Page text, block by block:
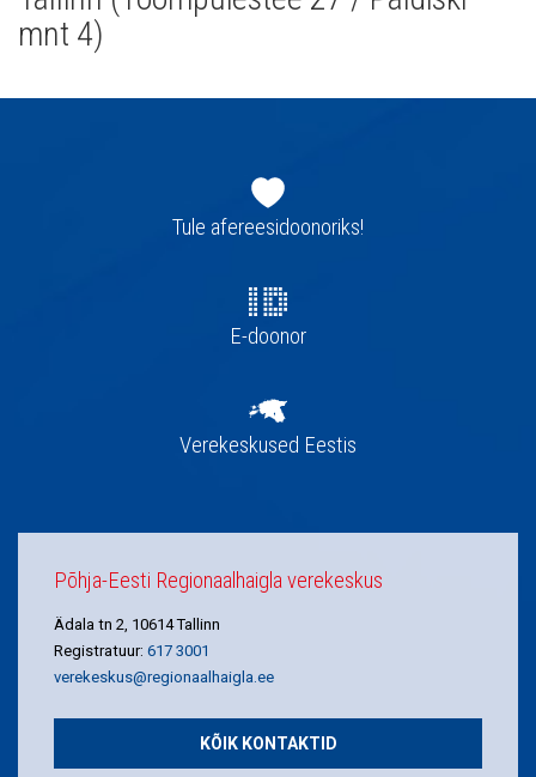
mnt 4)
navigatsioonTule afereesidoonoriks!
E-doonor
Verekeskused Eestis
Põhja-Eesti Regionaalhaigla verekeskus
Ädala tn 2, 10614 Tallinn
Registratuur: 617 3001
verekeskus@regionaalhaigla.ee
KÕIK KONTAKTID